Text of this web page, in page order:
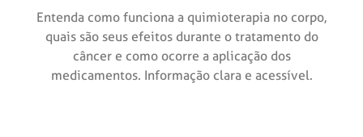
Entenda como funciona a quimioterapia no corpo,
quais são seus efeitos durante o tratamento do
câncer e como ocorre a aplicação dos
medicamentos. Informação clara e acessível.